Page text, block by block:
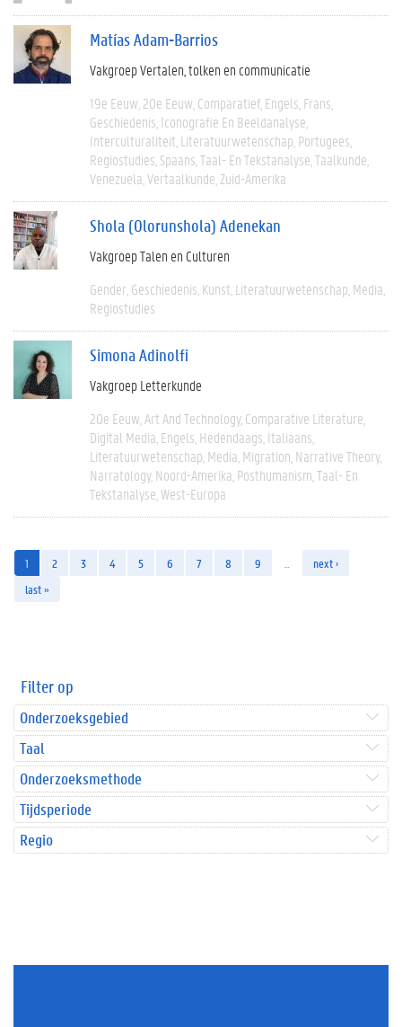
Matías Adam-Barrios
Vakgroep Vertalen, tolken en communicatie
19e Eeuw 20e Eeuw Comparatief Engels Frans
Geschiedenis Iconografie En Beeldanalyse
Interculturaliteit Literatuurwetenschap Portugees
Regiostudies Spaans Taal- En Tekstanalyse Taalkunde
Venezuela Vertaalkunde Zuid-Amerika
Shola (Olorunshola) Adenekan
Vakgroep Talen en Culturen
Gender Geschiedenis Kunst Literatuurwetenschap Media
Regiostudies
Simona Adinolfi
Vakgroep Letterkunde
20e Eeuw Art And Technology Comparative Literature
Digital Media Engels Hedendaags Italiaans
Literatuurwetenschap Media Migration Narrative Theory
Narratology Noord-Amerika Posthumanism Taal- En
Tekstanalyse West-Europa
1 2 3 4 5 6 7 8 9
next ›
last »
Filter op
Onderzoeksgebied
Taal
Onderzoeksmethode
Tijdsperiode
Regio